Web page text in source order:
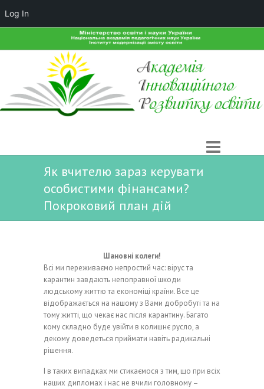
Як вчителю зараз керувати
особистими фінансами?
Покроковий план дій
Шановні колеги!
Всі ми переживаємо непростий час: вірус та
карантин завдають непоправної шкоди
людському життю та економіці країни. Все це
відображається на нашому з Вами добробуті та на
тому житті, що чекає нас після карантину. Багато
кому складно буде увійти в колишнє русло, а
декому доведеться приймати навіть радикальні
рішення.
І в таких випадках ми стикаємося з тим, що при всіх
наших дипломах і нас не вчили головному –
Log In